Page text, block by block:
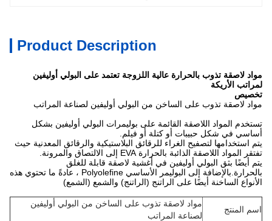
Product Description
مواد لاصقة تذوب بالحرارة عالية اللزوجة تعتمد على البولي أوليفين
لمراتب الأريكة
تخصيص
مواد لاصقة تذوب على الساخن من البولي أوليفين لصناعة المراتب
تستخدم المواد اللاصقة القائمة على بوليمرات البولي أوليفين بشكل
أساسي في شكل حبيبات أو كتلة أو فيلم.
يتم استخدامها لتصفيح الغراء للرقائق البلاستيكية والرقائق المعدنية حيث
تفتقر المواد اللاصقة الذائبة بالحرارة EVA إلى الالتصاق والمرونة.
يتم أيضًا بثق البولي أوليفين في أغشية لاصقة قابلة للغلق
بالحرارة.بالإضافة إلى البوليمر الأساسي Polyolefine ، عادةً ما تحتوي هذه
الأنواع الساخنة أيضًا على الراتنج (الراتنج) والشمع (الشمع)
اسم المنتج
مواد لاصقة تذوب على الساخن من البولي أوليفين
لصناعة المراتب